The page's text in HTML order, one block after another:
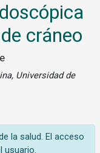
cráneo
Universidad de
la salud. El acceso
usuario.